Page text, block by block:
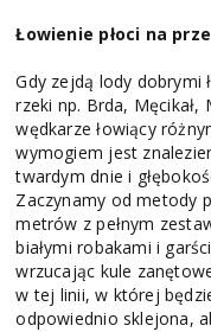
Łowienie płoci na
Gdy zejdą lody dobrymi
rzeki np. Brda,
wędkarze łowiący
wymogiem jest
twardym dnie i
Zaczynamy od metody
metrów z pełnym
białymi robakami i
wrzucając kule
w tej linii, w której
odpowiednio sklejona,